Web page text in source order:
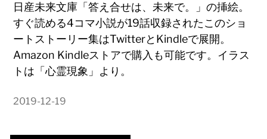
日産未来文庫「答え合せは、未来で。」の挿絵。
すぐ読める4コマ小説が19話収録されたこのショ
ートストーリー集はTwitterとKindleで展開。
Amazon Kindleストアで購入も可能です。イラス
トは「心霊現象」より。
2019-12-19